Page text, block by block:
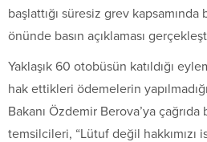
başlattığı süresiz grev kapsamında
önünde basın açıklaması
Yaklaşık 60 otobüsün katıldığı
hak ettikleri ödemelerin
Bakanı Özdemir Berova’ya
temsilcileri, “Lütuf değil hakkımızı